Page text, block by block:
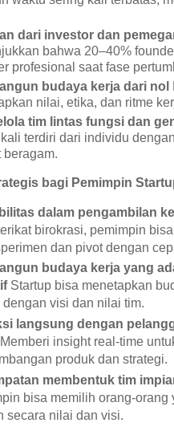
dari investor dan
bahwa 20–40%
profesional saat fase
budaya kerja dari nol
nilai, etika, dan ritme
tim lintas fungsi dan
terdiri dari individu
beragam.
bagi Pemimpin
dalam pengambilan
birokrasi, pemimpin bisa
dan pivot dengan
budaya kerja yang
Startup bisa menetapkan
dengan visi dan nilai tim.
langsung dengan
insight real-time
produk dan strategi.
membentuk tim
bisa memilih orang-orang
secara nilai dan visi.